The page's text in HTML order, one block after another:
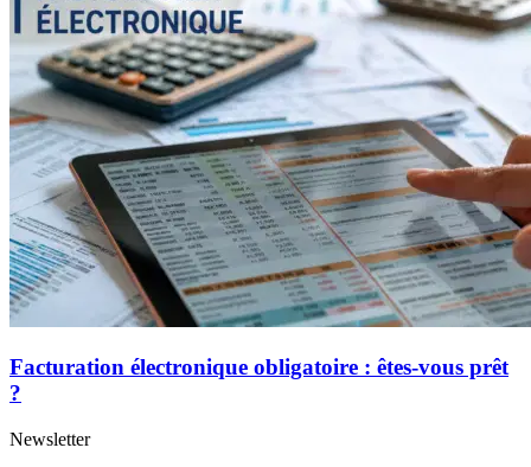
Facturation électronique obligatoire : êtes-vous prêt
?
Newsletter